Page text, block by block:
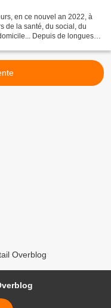
en ce nouvel an 2022, à
de la santé, du social, du
Depuis de longues
Overblog